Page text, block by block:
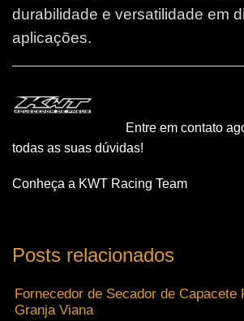
durabilidade e versatilidade em
aplicações.
Entre em contato
todas as suas dúvidas!
Conheça a KWT Racing Team
Posts relacionados
Fornecedor de Secador de Capacete
Granja Viana